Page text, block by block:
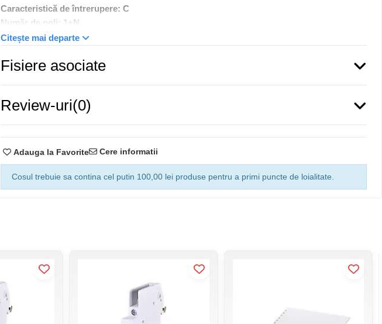
Adauga la Favorite
Cosul trebuie sa contina cel putin 100,00 lei produse pentru a primi puncte de loialitate.
Cere informatii
Caracteristică de întrerupere: C
Număr de poli: 1+N
Capacitatea de rupere (kA): 6
Tensiunea nominală(V): 230
Terminale (mm2) : 1-10
Funcție: MCB
Citește mai departe
Fisiere asociate
Review-uri(0)